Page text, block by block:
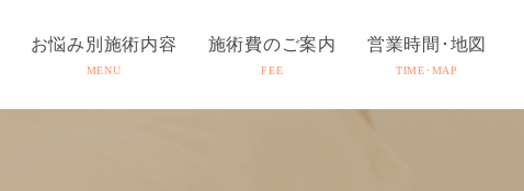
お悩み別施術内容
MENU
施術費のご案内
FEE
営業時間･地図
TIME･MAP